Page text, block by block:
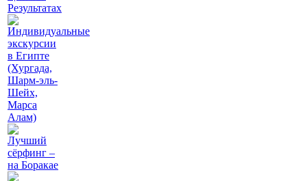
Результатах
Индивидуальные
экскурсии
в Египте
(Хургада,
Шарм-эль-
Шейх,
Марса
Алам)
Лучший
сёрфинг –
на Боракае